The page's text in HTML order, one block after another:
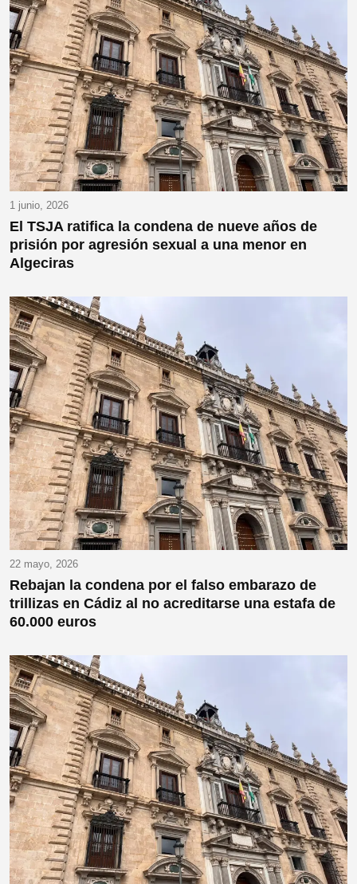
1 junio, 2026
El TSJA ratifica la condena de nueve años de
prisión por agresión sexual a una menor en
Algeciras
22 mayo, 2026
Rebajan la condena por el falso embarazo de
trillizas en Cádiz al no acreditarse una estafa de
60.000 euros